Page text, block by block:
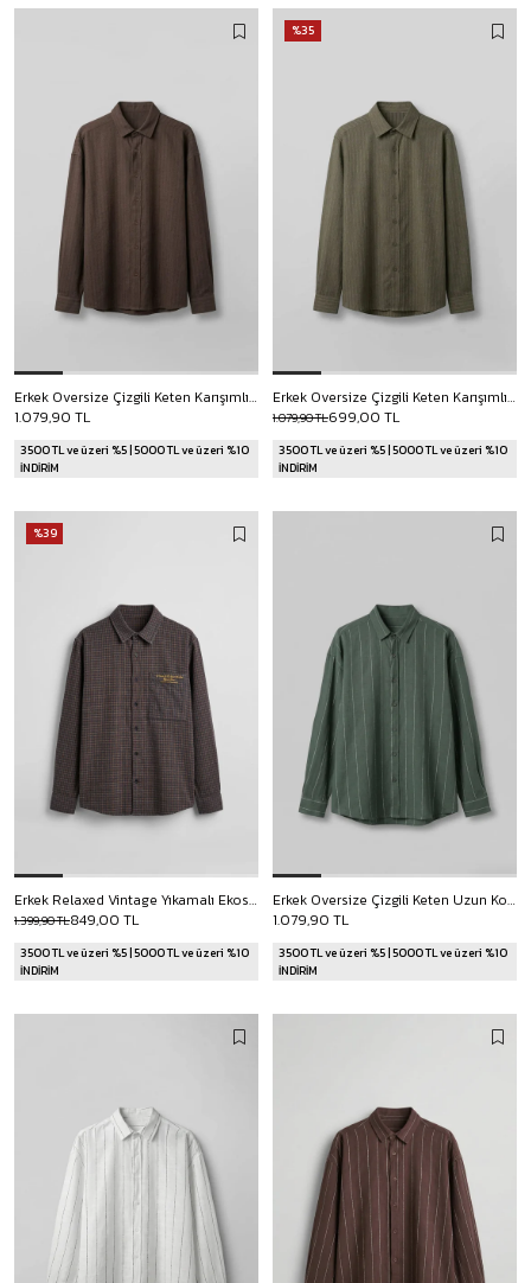
Erkek Oversize Çizgili Keten Karışımlı Gömlek Kahverengi
1.079,90 TL
3500 TL ve üzeri %5 | 5000 TL ve üzeri %10
İNDİRİM
%35
Erkek Oversize Çizgili Keten Karışımlı Gömlek Haki
699,00 TL
1.079,90 TL
3500 TL ve üzeri %5 | 5000 TL ve üzeri %10
İNDİRİM
%39
Erkek Relaxed Vintage Yıkamalı Ekose Sırt Baskılı Gömlek Antrasit
849,00 TL
1.399,90 TL
3500 TL ve üzeri %5 | 5000 TL ve üzeri %10
İNDİRİM
Erkek Oversize Çizgili Keten Uzun Kollu Gömlek Haki
1.079,90 TL
3500 TL ve üzeri %5 | 5000 TL ve üzeri %10
İNDİRİM